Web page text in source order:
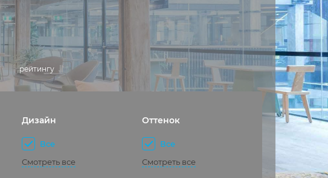
рейтингу
Дизайн
Все
Смотреть все
Оттенок
Все
Смотреть все